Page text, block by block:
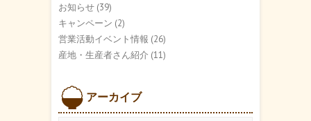
お知らせ (39)
キャンペーン (2)
営業活動イベント情報 (26)
産地・生産者さん紹介 (11)
アーカイブ